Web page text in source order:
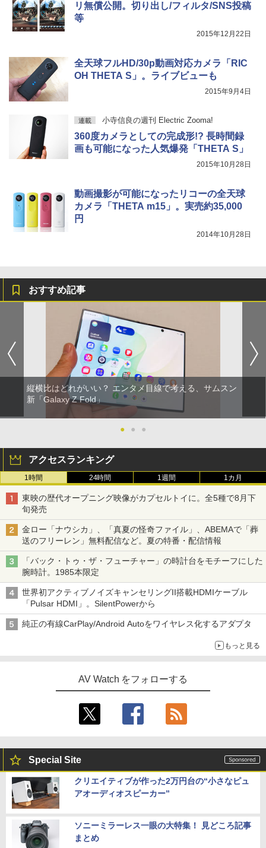
リ無償公開。切り出し/フィルタ/SNS投稿
等
2015年12月22日
全天球フルHD/30p動画対応カメラ「RIC
OH THETA S」。ライブビューも
2015年9月4日
連載 小寺信良の週刊 Electric Zooma!
360度カメラとしての完成形!? 長時間録
画も可能になった人気爆発「THETA S」
2015年10月28日
動画撮影が可能になったリコーの全天球
カメラ「THETA m15」。実売約35,000
円
2014年10月28日
おすすめ記事
縦横比はどれがいい？ エンタメ目線で考える、サムスン
新「Galaxy Z Fold」
● ● ●
アクセスランキング
1時間 24時間 1週間 1カ月
東映の歴代オープニング映像がカプセルトイに。全5種で8月下
旬発売
金ロー「ナウシカ」、「真夏の怪奇ファイル」、ABEMAで「葬
送のフリーレン」無料配信など。夏の特番・配信情報
「バック・トゥ・ザ・フューチャー」の時計台をモチーフにした
腕時計。1985本限定
世界初アクティブノイズキャンセリングII搭載HDMIケーブル
「Pulsar HDMI」。SilentPowerから
純正の有線CarPlay/Android Autoをワイヤレス化するアダプタ
もっと見る
AV Watch をフォローする
Special Site
クリエイティブが作った2万円台の“小さなピュ
アオーディオスピーカー”
ソニーミラーレス一眼の大特集！ 見どころ記事
まとめ